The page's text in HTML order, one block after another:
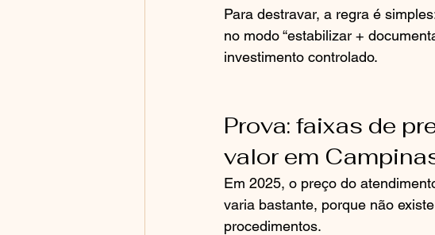
Para destravar, a regra é
no modo “estabilizar +
investimento controlado.
Prova: faixas de
valor em
Em 2025, o preço do
varia bastante, porque não
procedimentos.